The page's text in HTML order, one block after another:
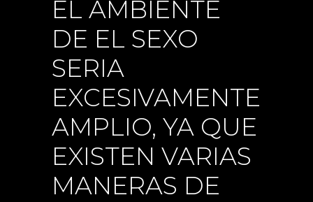
EL AMBIENTE
DE EL SEXO
SERI­A
EXCESIVAMENTE
AMPLIO, YA QUE
EXISTEN VARIAS
MANERAS DE